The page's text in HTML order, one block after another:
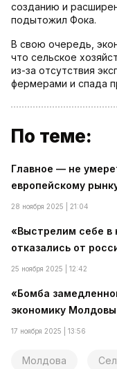
созданию и
подытожил Фока.
В свою очередь,
что сельское
из-за отсутствия
фермерами и спада
По теме:
Главное — не
европейскому
28 ноября 2025 | 21:04
«Выстрелим себе в
отказались от
25 ноября 2025 | 12:42
«Бомба
экономику Молдовы
17 ноября 2025 | 13:56
Молдова